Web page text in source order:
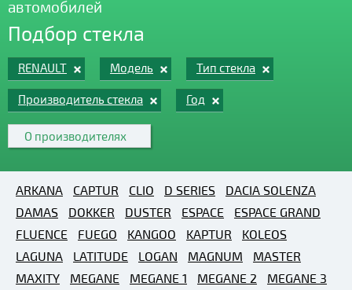
автомобилей
Подбор стекла
RENAULT Модель Тип стекла
Производитель стекла Год
О производителях
ARKANA CAPTUR CLIO D SERIES
DACIA SOLENZA
DAMAS
DOKKER DUSTER ESPACE
ESPACE GRAND
FLUENCE
FUEGO KANGOO KAPTUR
KOLEOS
LAGUNA
LATITUDE LOGAN MAGNUM
MASTER
MAXITY
MEGANE MEGANE 1 MEGANE 2
MEGANE 3